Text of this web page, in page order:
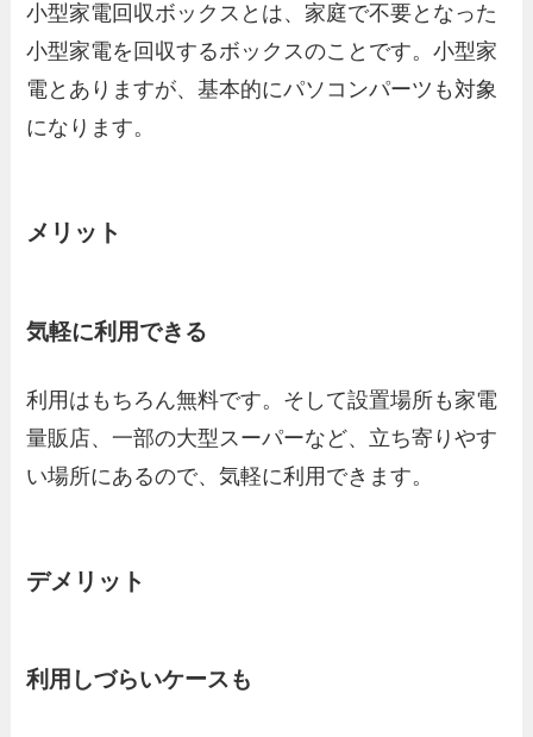
小型家電回収ボックスとは、家庭で不要となった
小型家電を回収するボックスのことです。小型家
電とありますが、基本的にパソコンパーツも対象
になります。
メリット
気軽に利用できる
利用はもちろん無料です。そして設置場所も家電
量販店、一部の大型スーパーなど、立ち寄りやす
い場所にあるので、気軽に利用できます。
デメリット
利用しづらいケースも